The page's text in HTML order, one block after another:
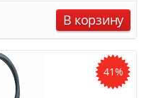
В корзину
41%